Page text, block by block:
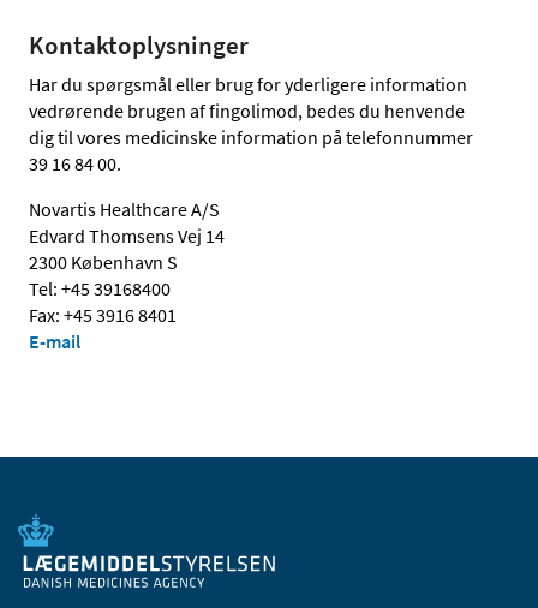
Kontaktoplysninger
Har du spørgsmål eller brug for yderligere information
vedrørende brugen af fingolimod, bedes du henvende
dig til vores medicinske information på telefonnummer
39 16 84 00.
Novartis Healthcare A/S
Edvard Thomsens Vej 14
2300 København S
Tel: +45 39168400
Fax: +45 3916 8401
E-mail